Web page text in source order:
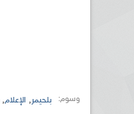
وسوم: بلحيمر, الإعلام,